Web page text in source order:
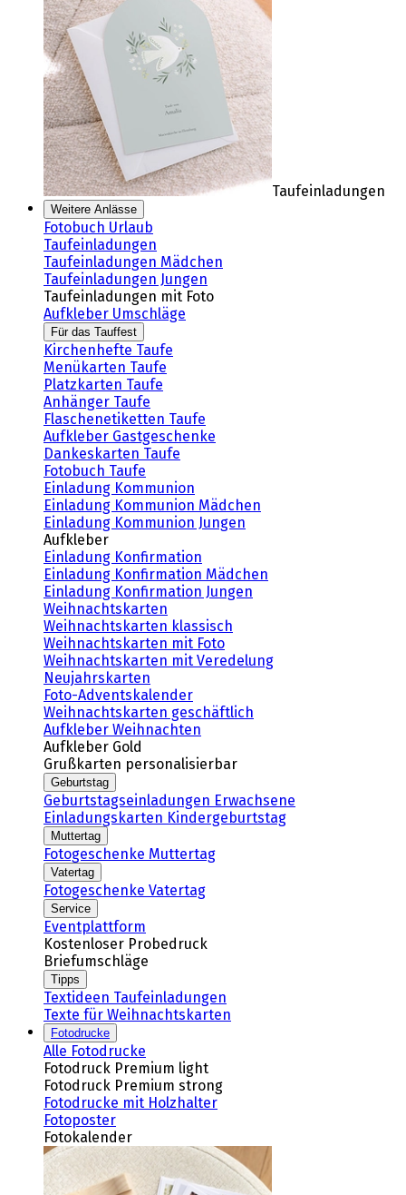
Taufeinladungen
Weitere Anlässe
Fotobuch Urlaub
Taufeinladungen
Taufeinladungen Mädchen
Taufeinladungen Jungen
Taufeinladungen mit Foto
Aufkleber Umschläge
Für das Tauffest
Kirchenhefte Taufe
Menükarten Taufe
Platzkarten Taufe
Anhänger Taufe
Flaschenetiketten Taufe
Aufkleber Gastgeschenke
Dankeskarten Taufe
Fotobuch Taufe
Einladung Kommunion
Einladung Kommunion Mädchen
Einladung Kommunion Jungen
Aufkleber
Einladung Konfirmation
Einladung Konfirmation Mädchen
Einladung Konfirmation Jungen
Weihnachtskarten
Weihnachtskarten klassisch
Weihnachtskarten mit Foto
Weihnachtskarten mit Veredelung
Neujahrskarten
Foto-Adventskalender
Weihnachtskarten geschäftlich
Aufkleber Weihnachten
Aufkleber Gold
Grußkarten personalisierbar
Geburtstag
Geburtstagseinladungen Erwachsene
Einladungskarten Kindergeburtstag
Muttertag
Fotogeschenke Muttertag
Vatertag
Fotogeschenke Vatertag
Service
Eventplattform
Kostenloser Probedruck
Briefumschläge
Tipps
Textideen Taufeinladungen
Texte für Weihnachtskarten
Fotodrucke
Alle Fotodrucke
Fotodruck Premium light
Fotodruck Premium strong
Fotodrucke mit Holzhalter
Fotoposter
Fotokalender